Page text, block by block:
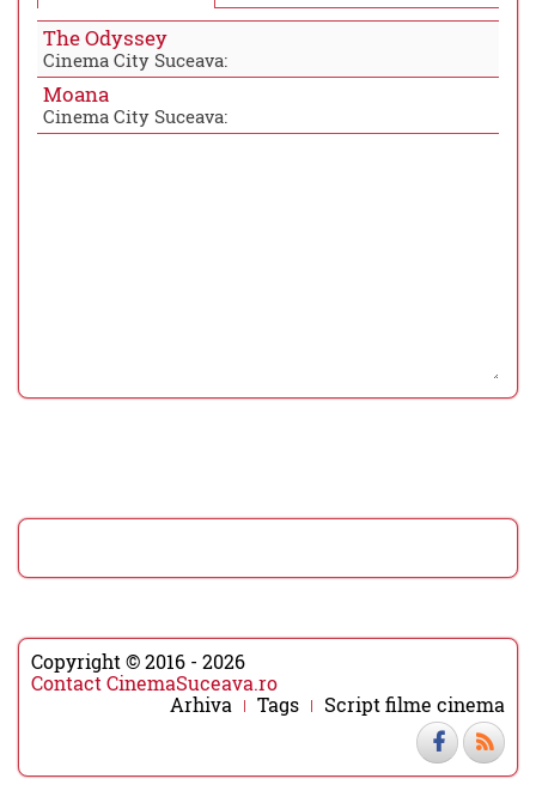
The Odyssey
Cinema City Suceava:
Moana
Cinema City Suceava:
Copyright © 2016 - 2026
Contact CinemaSuceava.ro
Arhiva
Tags Script filme cinema